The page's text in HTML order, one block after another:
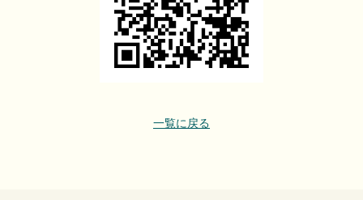
一覧に戻る